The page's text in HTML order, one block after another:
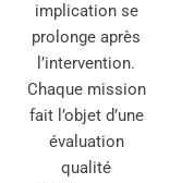
implication se
prolonge après
l’intervention.
Chaque mission
fait l’objet d’une
évaluation
qualité